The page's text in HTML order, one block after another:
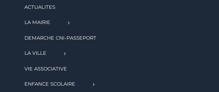
ACTUALITES
LA MAIRIE
DEMARCHE CNI-PASSEPORT
LA VILLE
VIE ASSOCIATIVE
ENFANCE SCOLAIRE